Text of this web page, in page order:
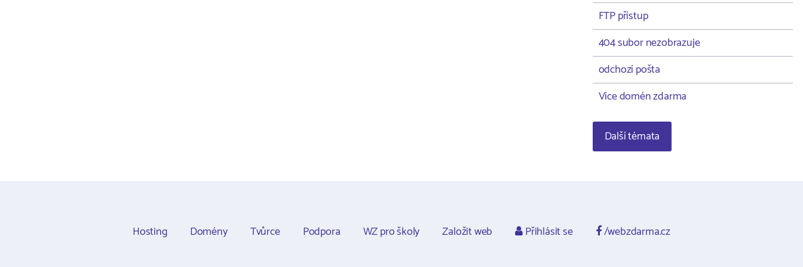
FTP přístup
404 subor nezobrazuje
odchozí pošta
Více domén zdarma
Další témata
Hosting Domény Tvůrce Podpora WZ pro školy Založit web Přihlásit se /webzdarma.cz